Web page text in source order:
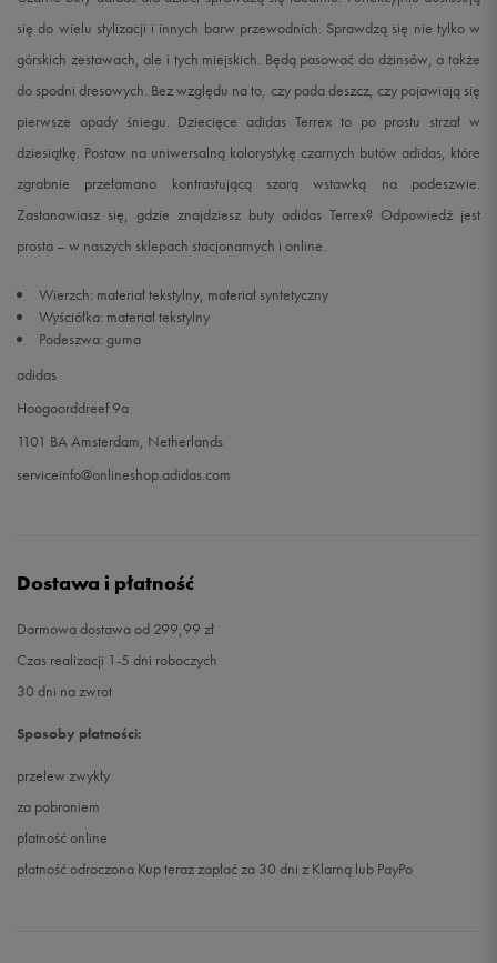
się do wielu stylizacji i innych barw przewodnich. Sprawdzą się nie tylko w
górskich zestawach, ale i tych miejskich. Będą pasować do dżinsów, a także
do spodni dresowych. Bez względu na to, czy pada deszcz, czy pojawiają się
pierwsze opady śniegu. Dziecięce adidas Terrex to po prostu strzał w
dziesiątkę. Postaw na uniwersalną kolorystykę czarnych butów adidas, które
zgrabnie przełamano kontrastującą szarą wstawką na podeszwie.
Zastanawiasz się, gdzie znajdziesz buty adidas Terrex? Odpowiedź jest
prosta – w naszych sklepach stacjonarnych i online.
Wierzch: materiał tekstylny, materiał syntetyczny
Wyściółka: materiał tekstylny
Podeszwa: guma
adidas
Hoogoorddreef 9a
1101 BA Amsterdam, Netherlands
serviceinfo@onlineshop.adidas.com
Dostawa i płatność
Darmowa dostawa od 299,99 zł
Czas realizacji 1-5 dni roboczych
30 dni na zwrot
Sposoby płatności:
przelew zwykły
za pobraniem
płatność online
płatność odroczona Kup teraz zapłać za 30 dni z Klarną lub PayPo